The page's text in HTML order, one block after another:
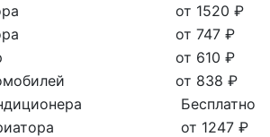
от 1520 ₽
от 747 ₽
от 610 ₽
от 838 ₽
Бесплатно
от 1247 ₽